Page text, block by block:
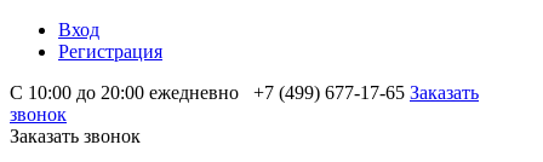
Вход
Регистрация
С 10:00 до 20:00 ежедневно
+7 (499) 677-17-65 Заказать
звонок
Заказать звонок